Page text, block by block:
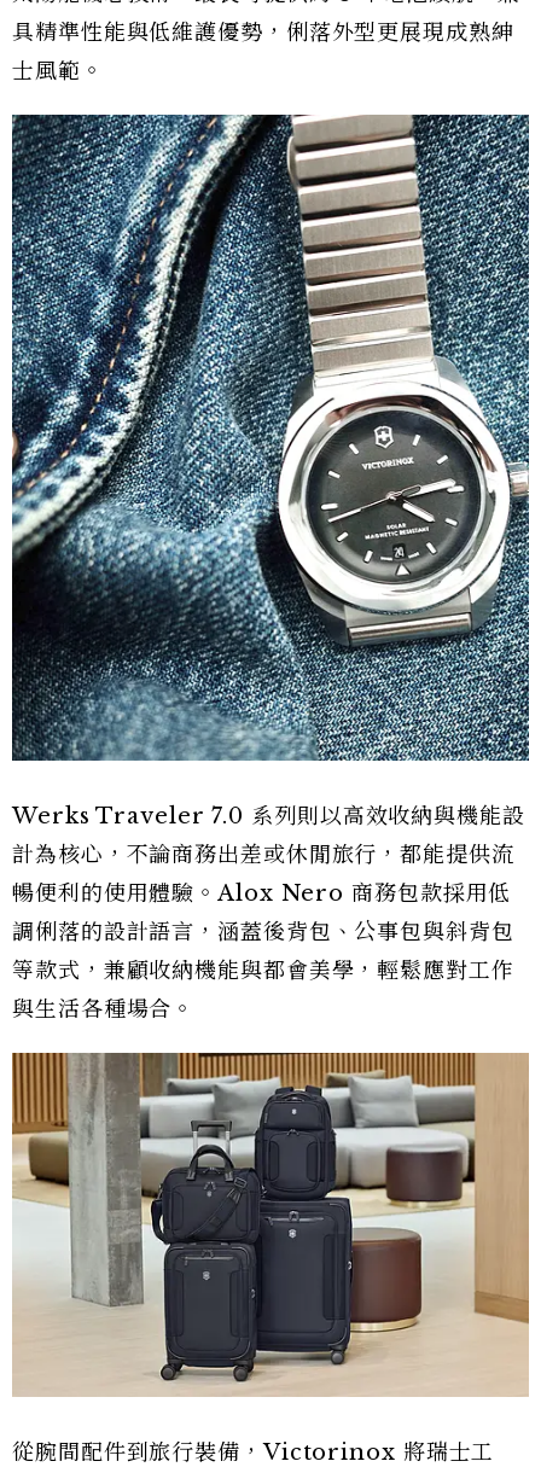
具精準性能與低維護優勢，俐落外型更展現成熟紳
士風範。
Werks Traveler 7.0 系列則以高效收納與機能設
計為核心，不論商務出差或休閒旅行，都能提供流
暢便利的使用體驗。Alox Nero 商務包款採用低
調俐落的設計語言，涵蓋後背包、公事包與斜背包
等款式，兼顧收納機能與都會美學，輕鬆應對工作
與生活各種場合。
從腕間配件到旅行裝備，Victorinox 將瑞士工